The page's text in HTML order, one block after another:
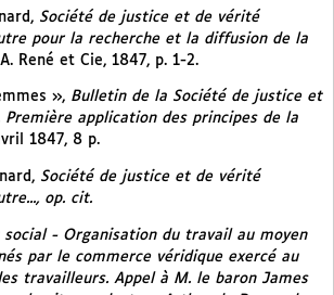
Société de justice et de vérité
pour la recherche et la diffusion de la
René et Cie, 1847, p. 1-2.
», Bulletin de la Société de justice et
application des principes de la
1847, 8 p.
Société de justice et de vérité
op. cit.
social - Organisation du travail au moyen
par le commerce véridique exercé au
travailleurs. Appel à M. le baron James